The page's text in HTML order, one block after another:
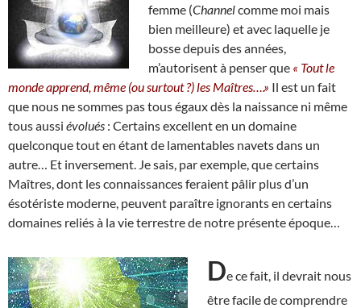
femme (Channelcomme moi mais
bien meilleure) et avec laquelle je
bosse depuis des années,
m’autorisent à penser que « Tout le
monde apprend, même (ou surtout ?) les Maîtres….» Il est un fait
que nous ne sommes pas tous égaux dès la naissance ni même
tous aussi évolués : Certains excellent en un domaine
quelconque tout en étant de lamentables navets dans un
autre… Et inversement. Je sais, par exemple, que certains
Maîtres, dont les connaissances feraient pâlir plus d’un
ésotériste moderne, peuvent paraître ignorants en certains
domaines reliés à la vie terrestre de notre présente époque…
De ce fait, il devrait nous
être facile de comprendre